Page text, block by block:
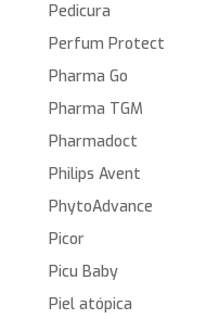
Pedicura
Perfum Protect
Pharma Go
Pharma TGM
Pharmadoct
Philips Avent
PhytoAdvance
Picor
Picu Baby
Piel atópica